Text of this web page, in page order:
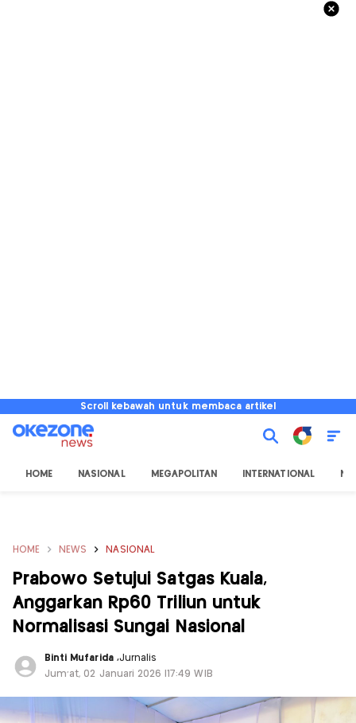
Scroll kebawah untuk membaca artikel
HOME NASIONAL MEGAPOLITAN INTERNATIONAL
HOME NEWS NASIONAL
Prabowo Setujui Satgas Kuala,
Anggarkan Rp60 Triliun untuk
Normalisasi Sungai Nasional
Binti Mufarida ,Jurnalis
Jum'at, 02 Januari 2026 |17:49 WIB